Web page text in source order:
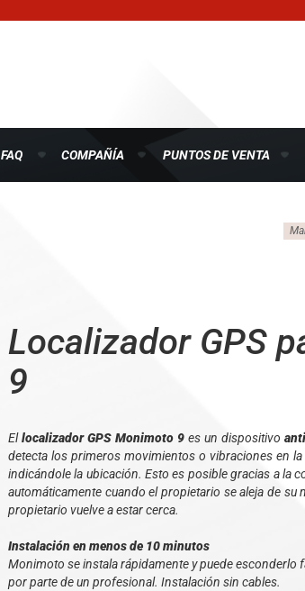
FAQ COMPAÑÍA PUNTOS DE VENTA
Localizador GPS
9
Ellocalizador GPS Monimoto 9 es un dispositivo
detecta los primeros movimientos o vibraciones en
indicándole la ubicación. Esto es posible gracias a la
automáticamente cuando el propietario se aleja de
propietario vuelve a estar cerca.
Instalación en menos de 10 minutos
Monimoto se instala rápidamente y puede esconderlo
por parte de un profesional. Instalación sin cables.